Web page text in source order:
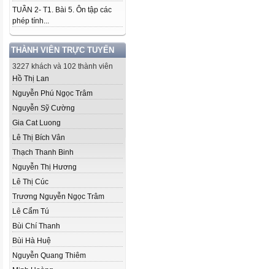
TUẦN 2- T1. Bài 5. Ôn tập các
phép tính...
THÀNH VIÊN TRỰC TUYẾN
3227 khách và 102 thành viên
Hồ Thị Lan
Nguyễn Phú Ngọc Trâm
Nguyễn Sỹ Cường
Gia Cat Luong
Lê Thị Bích Vân
Thạch Thanh Binh
Nguyễn Thị Hương
Lê Thị Cúc
Trương Nguyễn Ngọc Trâm
Lê Cẩm Tú
Bùi Chí Thanh
Bùi Hà Huệ
Nguyễn Quang Thiêm